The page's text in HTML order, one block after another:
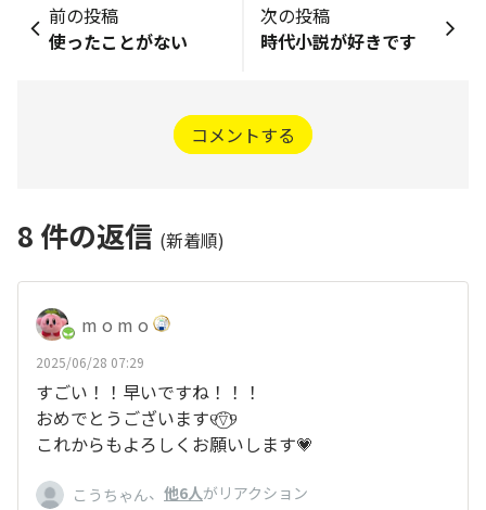
前の投稿
使ったことがない
次の投稿
時代小説が好きです
コメントする
8 件の返信 (新着順)
m o m o
2025/06/28 07:29
すごい！！早いですね！！！
おめでとうございます୧⍢⃝୨
これからもよろしくお願いします💗
こうちゃん、 他6人がリアクション